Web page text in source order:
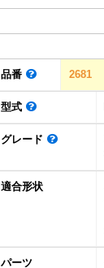
品番 2681
型式
グレード
適合形状
パーツ